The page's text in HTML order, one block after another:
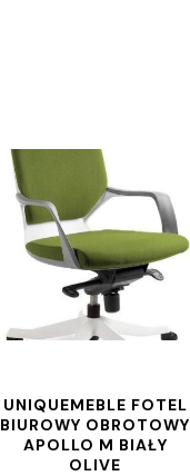
UNIQUEMEBLE FOTEL
BIUROWY OBROTOWY
APOLLO M BIAŁY
OLIVE